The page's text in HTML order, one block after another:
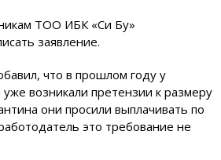
ТОО ИБК «Си Бу»
заявление.
что в прошлом году у
возникали претензии к размеру
они просили выплачивать по
это требование не